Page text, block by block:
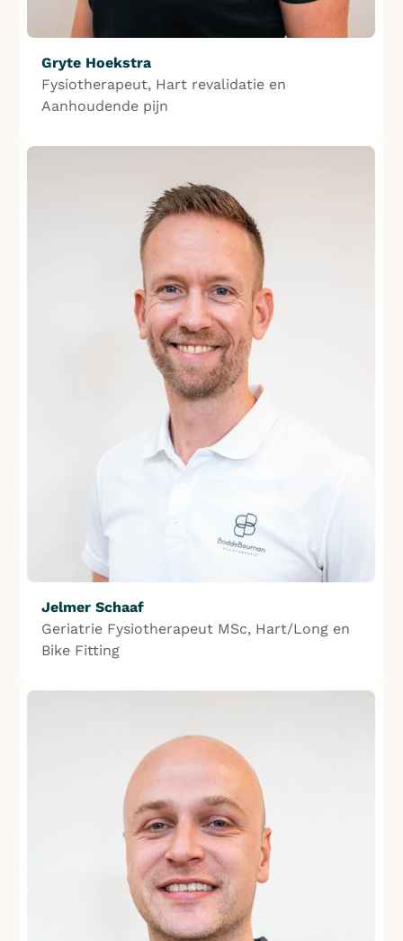
Gryte Hoekstra
Fysiotherapeut, Hart revalidatie en
Aanhoudende pijn
Jelmer Schaaf
Geriatrie Fysiotherapeut MSc, Hart/Long en
Bike Fitting